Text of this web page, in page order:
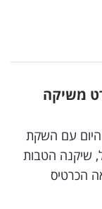
משיקה
עם השקת
שיקנה הטבות
הכרטיס